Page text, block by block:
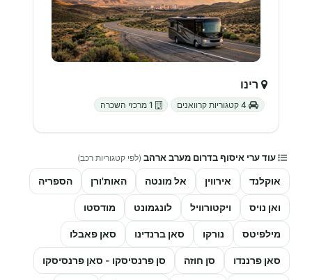
רינו
עוד ערי איסוף בדרום מערב ארהב (לפי קטגוריות רכב)
אוקלנד אירווין אל מונטה האות'ורן הספריה
ואן נויס ויקטורוויל לונגמונט מודסטו
מילפיטס נורקו סאן ברנדינו סאן פאבלו
סאן פרננדו סן חוזה סן פרנסיסקו - סאן פרנסיסקו